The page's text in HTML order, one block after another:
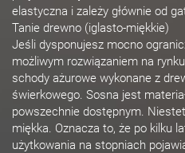
elastyczna i zależy głównie od
Tanie drewno (iglasto-miękkie)
Jeśli dysponujesz mocno
możliwym rozwiązaniem na
schody ażurowe wykonane z
świerkowego. Sosna jest
powszechnie dostępnym.
miękka. Oznacza to, że po kilku
użytkowania na stopniach